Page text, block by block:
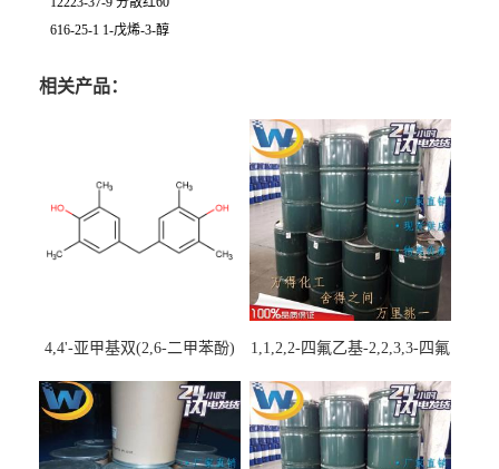
616-25-1 1-戊烯-3-醇
相关产品：
4,4'-亚甲基双(2,6-二甲苯酚)
1,1,2,2-四氟乙基-2,2,3,3-四氟